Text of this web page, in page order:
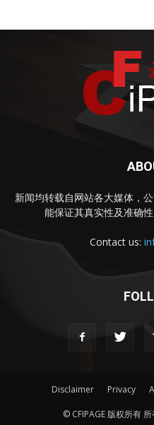
新闻均转载自网站各大媒体，
能保证其真实性及准确
Contact us:
Disclaimer Privacy
© CFIPAGE 版权所有